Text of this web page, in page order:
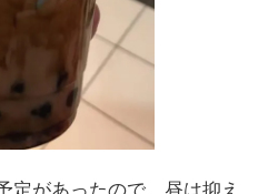
定があったので、昼は抑え